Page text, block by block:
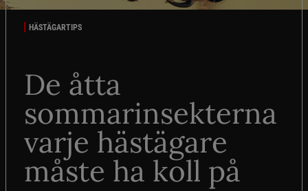
HÄSTÄGARTIPS
De åtta
sommarinsekterna
varje hästägare
måste ha koll på